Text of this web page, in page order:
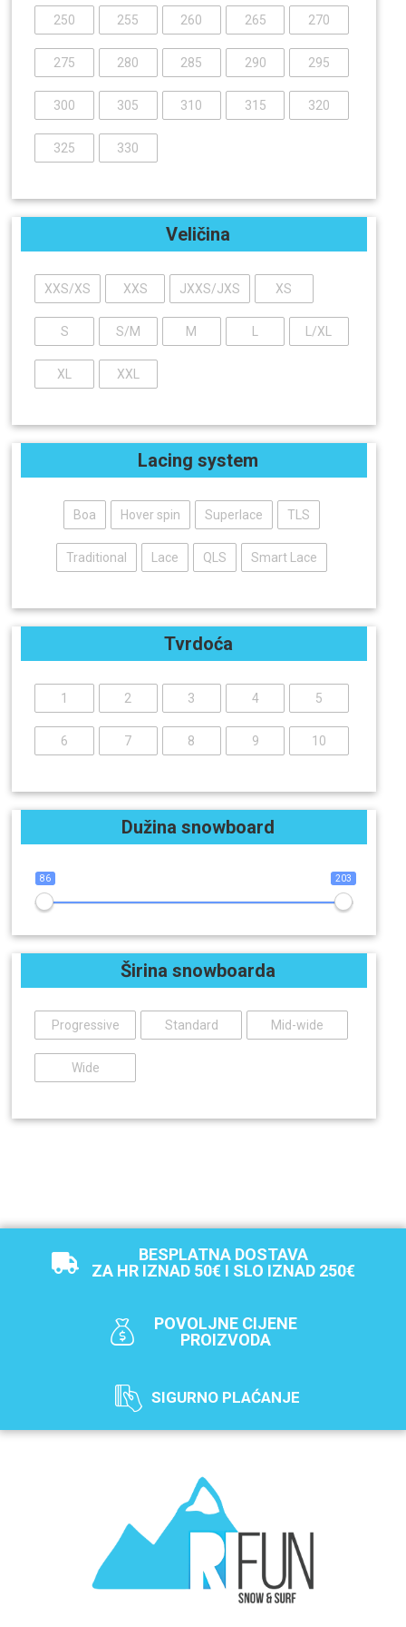
250 255 260 265 270
275 280 285 290 295
300 305 310 315 320
325 330
Veličina
XXS/XS XXS JXXS/JXS XS
S S/M M L/XL
XL XXL
Lacing system
Boa Hover spin Superlace TLS
Traditional Lace QLS Smart Lace
Tvrdoća
1 2 3 4 5
6 7 8 9 10
Dužina snowboard
86 203
Širina snowboarda
Progressive Standard Mid-wide
Wide
BESPLATNA DOSTAVA
ZA HR IZNAD 50€ I SLO IZNAD 250€
POVOLJNE CIJENE
PROIZVODA
SIGURNO PLAĆANJE